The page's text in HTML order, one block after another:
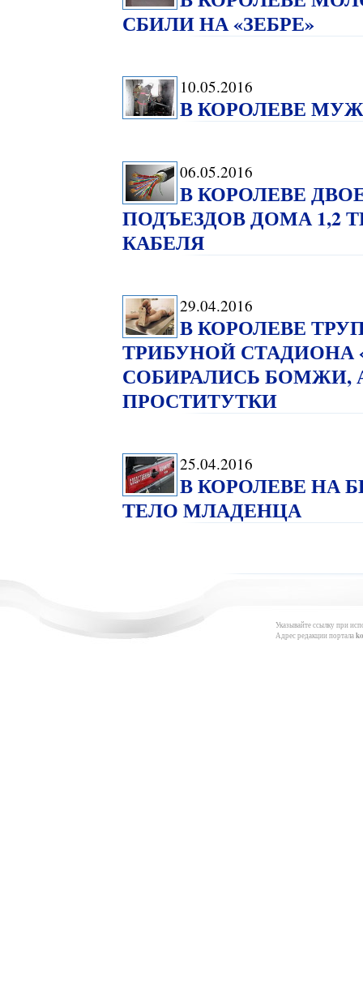
СБИЛИ НА «ЗЕБРЕ»
10.05.2016
В КОРОЛЕВЕ
06.05.2016
В КОРОЛЕВЕ
ПОДЪЕЗДОВ ДОМА 1,2
КАБЕЛЯ
29.04.2016
В КОРОЛЕВЕ
ТРИБУНОЙ СТАДИОНА
СОБИРАЛИСЬ БОМЖИ,
ПРОСТИТУТКИ
25.04.2016
В КОРОЛЕВЕ НА
ТЕЛО МЛАДЕНЦА
Указывайте ссылку при
Адрес редакции портала